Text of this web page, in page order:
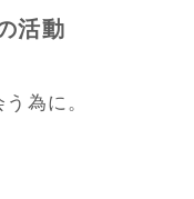
活動
為に。